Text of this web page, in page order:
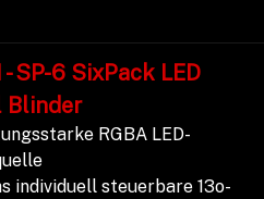
- SP-6 SixPack LED
Blinder
RGBA LED-
individuell steuerbare 13o-